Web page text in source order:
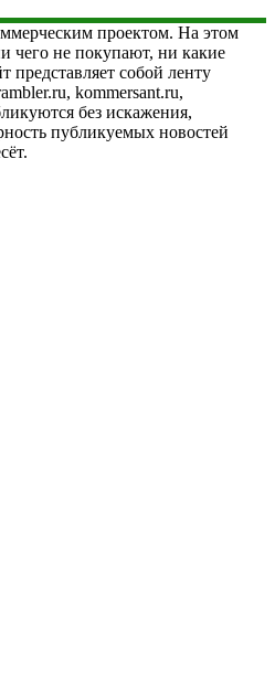
проектом. На этом
чего не покупают, ни какие
представляет собой ленту
kommersant.ru,
без искажения,
публикуемых новостей